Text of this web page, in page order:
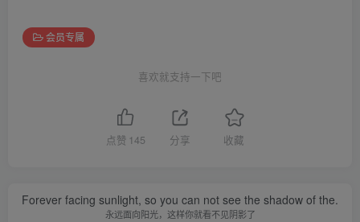
会员专属
喜欢就支持一下吧
点赞 145 分享 收藏
Forever facing sunlight, so you can not see the shadow of the.
永远面向阳光，这样你就看不见阴影了